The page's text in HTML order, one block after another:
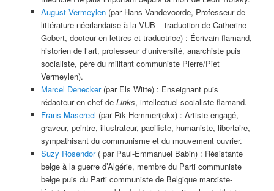
August Vermeylen(par Hans Vandevoorde, Professeur de
littérature néerlandaise à la VUB – traduction de Catherine
Gobert, docteur en lettres et traductrice) : Écrivain flamand,
historien de l’art, professeur d’université, anarchiste puis
socialiste, père du militant communiste Pierre/Piet
Vermeylen).
Marcel Denecker(par Els Witte) : Enseignant puis
rédacteur en chef de Links, intellectuel socialiste flamand.
Frans Masereel (par Rik Hemmerijckx) : Artiste engagé,
graveur, peintre, illustrateur, pacifiste, humaniste, libertaire,
sympathisant du communisme et du mouvement ouvrier.
Suzy Rosendor( par Paul-Emmanuel Babin) : Résistante
belge à la guerre d’Algérie, membre du Parti communiste
belge puis du Parti communiste de Belgique marxiste-